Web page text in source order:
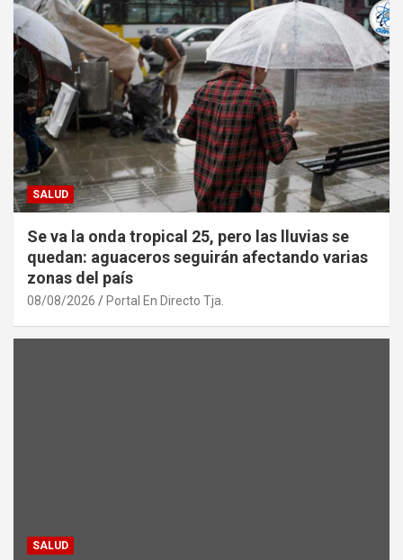
SALUD
Se va la onda tropical 25, pero las lluvias se
quedan: aguaceros seguirán afectando varias
zonas del país
08/08/2026 Portal En Directo Tja.
SALUD